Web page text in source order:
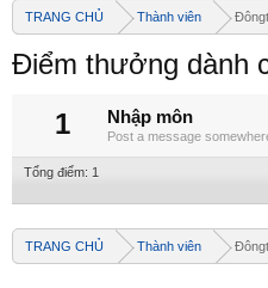
TRANG CHỦ Thành viên
Điểm thưởng dành
1
Nhập môn
Post a message
Tổng điểm: 1
TRANG CHỦ Thành viên